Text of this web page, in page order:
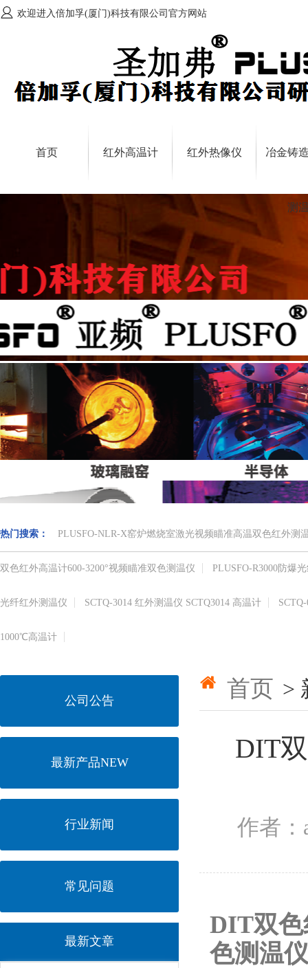
欢迎进入倍加孚(厦门)科技有限公司官方网站
首页 红外高温计 红外热像仪 冶金铸
测
热门搜索： PLUSFO-NLR-X窑炉燃烧室激光视频瞄准高温双色红外测
双色红外高温计​600-3200°视频瞄准​双色测温仪 PLUSFO-R3000防爆
光纤红外测温仪 SCTQ-3014 红外测温仪 SCTQ3014 高温计
1000℃​高温计
公司公告
最新产品NEW
行业新闻
常见问题
最新文章
首页 >
DIT
作者：
DIT双色
色测温